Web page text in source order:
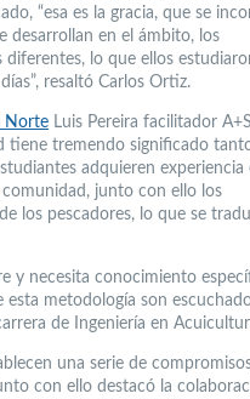
“esa es la gracia, que se
desarrollan en el ámbito, los
lo que ellos
resaltó Carlos Ortiz.
Norte Luis Pereira facilitador A+S
tiene tremendo significado
adquieren experiencia
junto con ello los
los pescadores, lo que se
y necesita conocimiento
esta metodología son
de Ingeniería en
una serie de
con ello destacó la